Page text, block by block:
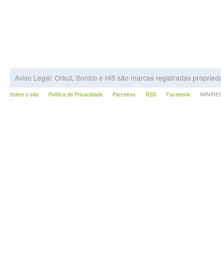
Aviso Legal: Orkut, Sonico e Hi5 são marcas registradas
Sobre o site Política de Privacidade Parceiros RSS Facebook